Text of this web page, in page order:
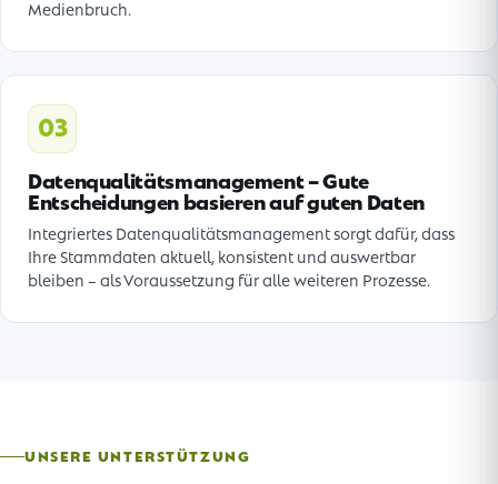
Medienbruch.
03
Datenqualitätsmanagement – Gute
Entscheidungen basieren auf guten Daten
Integriertes Datenqualitätsmanagement sorgt dafür, dass
Ihre Stammdaten aktuell, konsistent und auswertbar
bleiben – als Voraussetzung für alle weiteren Prozesse.
UNSERE UNTERSTÜTZUNG